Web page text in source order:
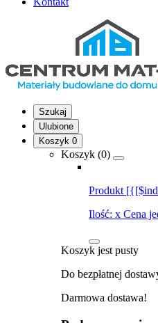
Szukaj
Ulubione
Koszyk 0
Koszyk (0)
Produkt
Ilość: x Cena
Koszyk jest pusty
Do bezpłatnej
Darmowa dostawa!